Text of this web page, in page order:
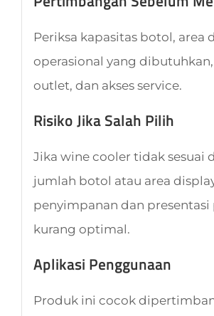
Periksa kapasitas botol, area
operasional yang
outlet, dan akses service.
Risiko Jika Salah Pilih
Jika wine cooler tidak sesuai
jumlah botol atau area
penyimpanan dan presentasi
kurang optimal.
Aplikasi Penggunaan
Produk ini cocok